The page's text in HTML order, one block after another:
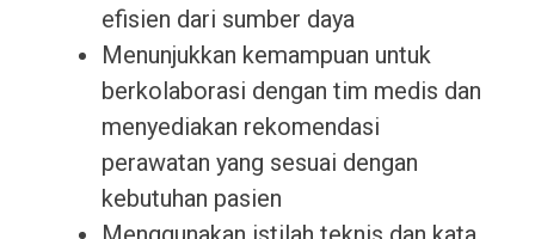
efisien dari sumber daya
Menunjukkan kemampuan untuk
berkolaborasi dengan tim medis dan
menyediakan rekomendasi
perawatan yang sesuai dengan
kebutuhan pasien